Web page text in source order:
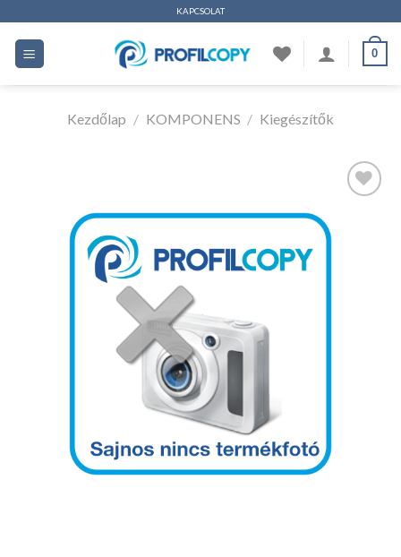
tartalomhoz
KAPCSOLAT
0
Kezdőlap / KOMPONENS / Kiegészítők
Kedvencekhez